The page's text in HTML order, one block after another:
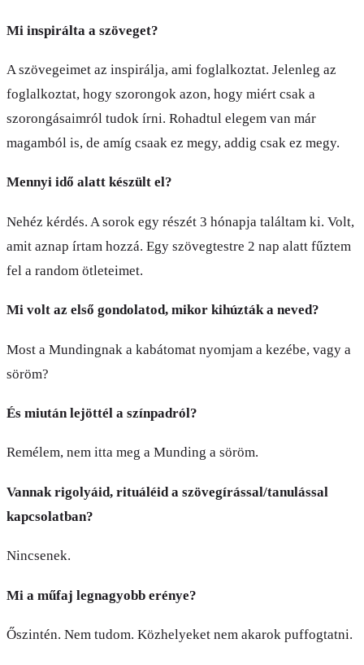
Mi inspirálta a szöveget?
A szövegeimet az inspirálja, ami foglalkoztat. Jelenleg az
foglalkoztat, hogy szorongok azon, hogy miért csak a
szorongásaimról tudok írni. Rohadtul elegem van már
magamból is, de amíg csaak ez megy, addig csak ez megy.
Mennyi idő alatt készült el?
Nehéz kérdés. A sorok egy részét 3 hónapja találtam ki. Volt,
amit aznap írtam hozzá. Egy szövegtestre 2 nap alatt fűztem
fel a random ötleteimet.
Mi volt az első gondolatod, mikor kihúzták a neved?
Most a Mundingnak a kabátomat nyomjam a kezébe, vagy a
söröm?
És miután lejöttél a színpadról?
Remélem, nem itta meg a Munding a söröm.
Vannak rigolyáid, rituáléid a szövegírással/tanulással
kapcsolatban?
Nincsenek.
Mi a műfaj legnagyobb erénye?
Őszintén. Nem tudom. Közhelyeket nem akarok puffogtatni.